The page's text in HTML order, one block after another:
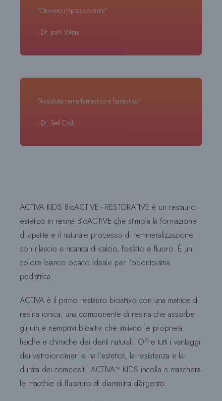
“Davvero impressionante”
- Dr. Josh Wren
“Assolutamente fantastico e fantastico”
- Dr. Ted Croll
ACTIVA KIDS BioACTIVE - RESTORATIVE è un restauro
estetico in resina BioACTIVE che stimola la formazione
di apatite e il naturale processo di remineralizzazione
con rilascio e ricarica di calcio, fosfato e fluoro. È un
colore bianco opaco ideale per l’odontoiatria
pediatrica.
ACTIVA è il primo restauro bioattivo con una matrice di
resina ionica, una componente di resina che assorbe
gli urti e riempitivi bioattivi che imitano le proprietà
fisiche e chimiche dei denti naturali. Offre tutti i vantaggi
dei vetroionomeri e ha l’estetica, la resistenza e la
durata dei compositi. ACTIVA™ KIDS incolla e maschera
le macchie di fluoruro di diammina d’argento.